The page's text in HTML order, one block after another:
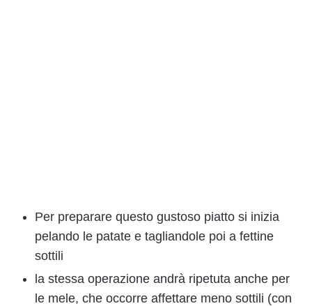
Per preparare questo gustoso piatto si inizia
pelando le patate e tagliandole poi a fettine
sottili
la stessa operazione andrà ripetuta anche per
le mele, che occorre affettare meno sottili (con